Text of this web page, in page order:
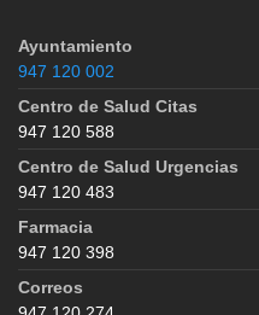
Ayuntamiento
947 120 002
Centro de Salud Citas
947 120 588
Centro de Salud Urgencias
947 120 483
Farmacia
947 120 398
Correos